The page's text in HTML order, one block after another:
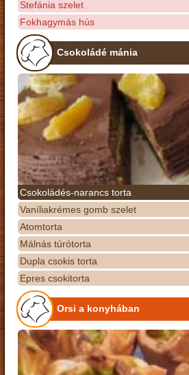
Stefánia szelet
Fokhagymás hús
Csokoládé mánia
Csokoládés-narancs torta
Vaníliakrémes gomb szelet
Atomtorta
Málnás túrótorta
Dupla csokis torta
Epres csokitorta
Orsi a konyhában